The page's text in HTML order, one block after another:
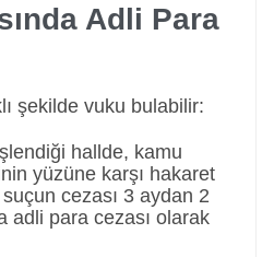
Adli Para
şekilde vuku bulabilir:
hallde, kamu
yüzüne karşı hakaret
cezası 3 aydan 2
adli para cezası olarak